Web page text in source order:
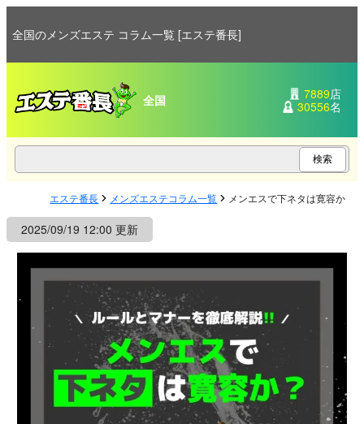
全国のメンズエステ コラム一覧 [エステ番長]
全国 7889店
30556名
エステ番長 メンズエステコラム一覧 メンエスで下ネタは寛容か？
2025/09/19 12:00 更新